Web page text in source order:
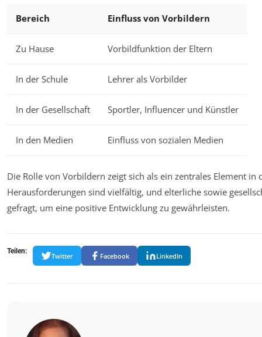
Bereich Einfluss von Vorbildern
Zu Hause Vorbildfunktion der Eltern
In der Schule Lehrer als Vorbilder
In der Gesellschaft Sportler, Influencer und Künstler
In den Medien Einfluss von sozialen Medien
Die Rolle von Vorbildern zeigt sich als ein zentrales Element in
Herausforderungen sind vielfältig, und elterliche sowie
gefragt, um eine positive Entwicklung zu gewährleisten.
Teilen:
Twitter Facebook LinkedIn